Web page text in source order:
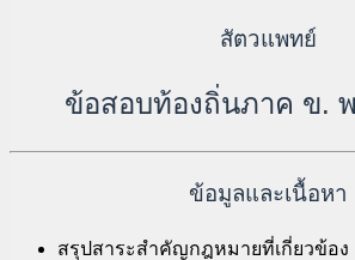
สัตวแพทย์
ข้อสอบท้องถิ่นภาค ข.
ข้อมูลและเนื้อหา
สรุปสาระสำคัญกฎหมายที่เกี่ยวข้อง